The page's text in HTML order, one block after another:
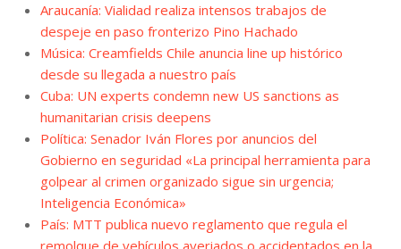
Araucanía: Vialidad realiza intensos trabajos de
despeje en paso fronterizo Pino Hachado
Música: Creamfields Chile anuncia line up histórico
desde su llegada a nuestro país
Cuba: UN experts condemn new US sanctions as
humanitarian crisis deepens
Política: Senador Iván Flores por anuncios del
Gobierno en seguridad «La principal herramienta para
golpear al crimen organizado sigue sin urgencia;
Inteligencia Económica»
País: MTT publica nuevo reglamento que regula el